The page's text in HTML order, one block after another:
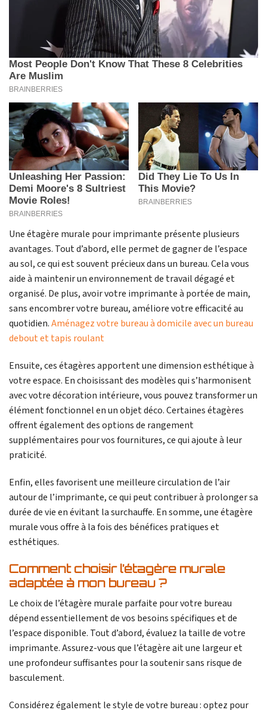
Une étagère murale pour imprimante présente plusieurs
avantages. Tout d’abord, elle permet de gagner de l’espace
au sol, ce qui est souvent précieux dans un bureau. Cela vous
aide à maintenir un environnement de travail dégagé et
organisé. De plus, avoir votre imprimante à portée de main,
sans encombrer votre bureau, améliore votre efficacité au
quotidien.Aménagez votre bureau à domicile avec un bureau
debout et tapis roulant
Ensuite, ces étagères apportent une dimension esthétique à
votre espace. En choisissant des modèles qui s’harmonisent
avec votre décoration intérieure, vous pouvez transformer un
élément fonctionnel en un objet déco. Certaines étagères
offrent également des options de rangement
supplémentaires pour vos fournitures, ce qui ajoute à leur
praticité.
Enfin, elles favorisent une meilleure circulation de l’air
autour de l’imprimante, ce qui peut contribuer à prolonger sa
durée de vie en évitant la surchauffe. En somme, une étagère
murale vous offre à la fois des bénéfices pratiques et
esthétiques.
Comment choisir l’étagère murale
adaptée à mon bureau ?
Le choix de l’étagère murale parfaite pour votre bureau
dépend essentiellement de vos besoins spécifiques et de
l’espace disponible. Tout d’abord, évaluez la taille de votre
imprimante. Assurez-vous que l’étagère ait une largeur et
une profondeur suffisantes pour la soutenir sans risque de
basculement.
Considérez également le style de votre bureau : optez pour